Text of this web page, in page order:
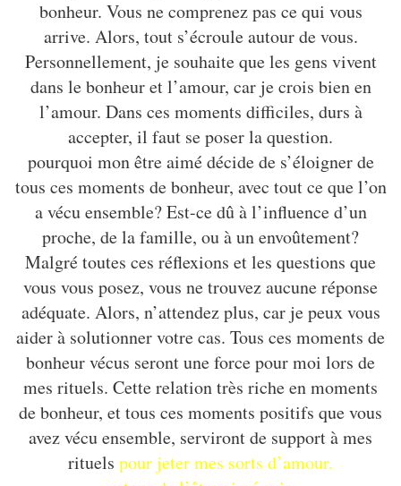
bonheur. Vous ne comprenez pas ce qui vous
arrive. Alors, tout s’écroule autour de vous.
Personnellement, je souhaite que les gens vivent
dans le bonheur et l’amour, car je crois bien en
l’amour. Dans ces moments difficiles, durs à
accepter, il faut se poser la question.
pourquoi mon être aimé décide de s’éloigner de
tous ces moments de bonheur, avec tout ce que l’on
a vécu ensemble? Est-ce dû à l’influence d’un
proche, de la famille, ou à un envoûtement?
Malgré toutes ces réflexions et les questions que
vous vous posez, vous ne trouvez aucune réponse
adéquate. Alors, n’attendez plus, car je peux vous
aider à solutionner votre cas. Tous ces moments de
bonheur vécus seront une force pour moi lors de
mes rituels. Cette relation très riche en moments
de bonheur, et tous ces moments positifs que vous
avez vécu ensemble, serviront de support à mes
rituels pour jeter mes sorts d’amour.